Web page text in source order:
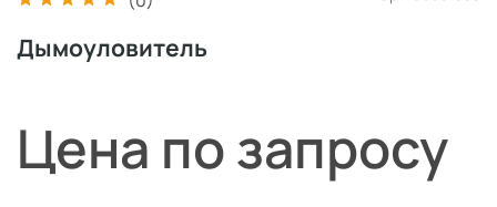
Дымоуловитель
Цена по запросу